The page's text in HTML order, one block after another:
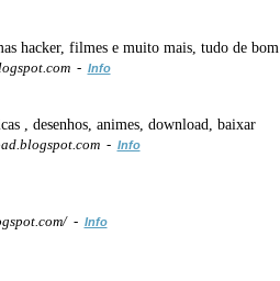
hacker, filmes e muito mais, tudo de
- Info
, desenhos, animes, download, baixar
- Info
- Info